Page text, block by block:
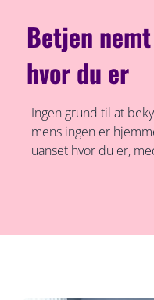
Betjen
hvor du er
Ingen grund til at
mens ingen er
uanset hvor du er,